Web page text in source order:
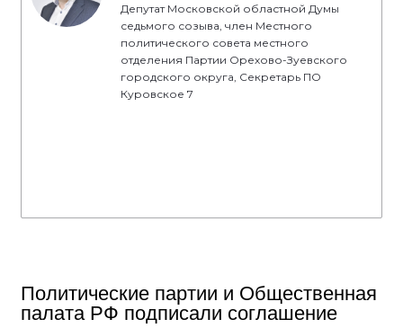
Депутат Московской областной Думы
седьмого созыва, член Местного
политического совета местного
отделения Партии Орехово-Зуевского
городского округа, Секретарь ПО
Куровское 7
Политические партии и Общественная
палата РФ подписали соглашение